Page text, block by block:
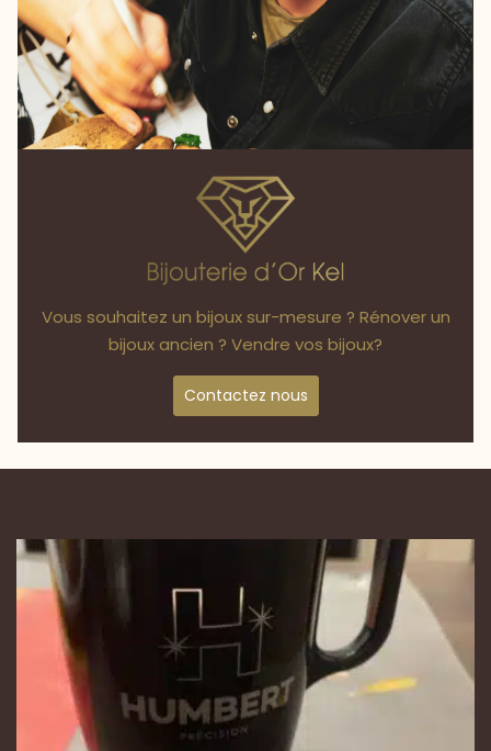
Vous souhaitez un bijoux sur-mesure ? Rénover un
bijoux ancien ? Vendre vos bijoux?
Contactez nous